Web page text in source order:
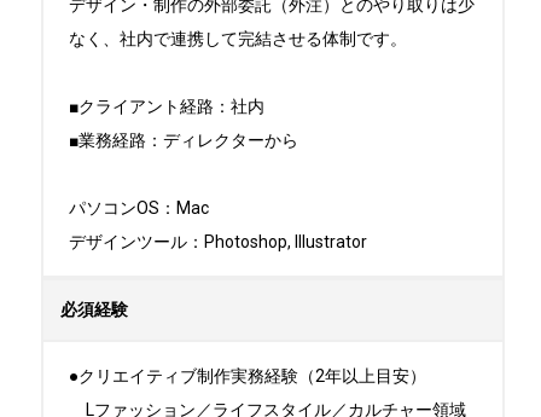
デザイン・制作の外部委託（外注）とのやり取りは少
なく、社内で連携して完結させる体制です。
■クライアント経路：社内
■業務経路：ディレクターから
パソコンOS：Mac
デザインツール：Photoshop, Illustrator
必須経験
●クリエイティブ制作実務経験（2年以上目安）
Lファッション／ライフスタイル／カルチャー領域